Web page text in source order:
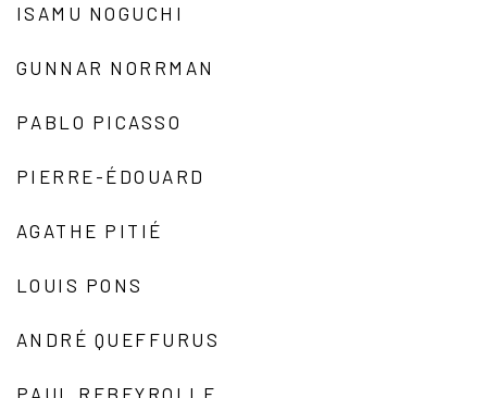
ISAMU NOGUCHI
GUNNAR NORRMAN
PABLO PICASSO
PIERRE-ÉDOUARD
AGATHE PITIÉ
LOUIS PONS
ANDRÉ QUEFFURUS
PAUL REBEYROLLE